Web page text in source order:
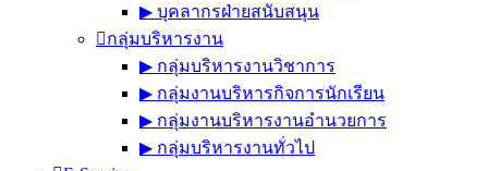
▶︎ บุคลากรฝ่ายสนับสนุน
กลุ่มบริหารงาน
▶︎ กลุ่มบริหารงานวิชาการ
▶︎ กลุ่มงานบริหารกิจการนักเรียน
▶︎ กลุ่มงานบริหารงานอำนวยการ
▶︎ กลุ่มบริหารงานทั่วไป